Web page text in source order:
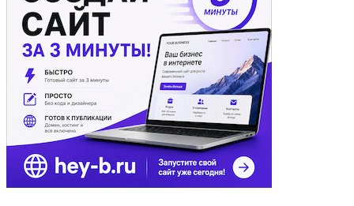
Ботанический сад МГУ «Аптекарский огород»
Ботанический сад МГУ «Аптекарский огород» — памятник
истории и культуры Москвы, старейший ботанический сад
России, самый ухоженный, фотогеничный, удобно
расположенный, доступный, информативный и уютный сад
столицы.